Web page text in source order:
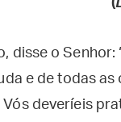
(
disse o
e de todas
deveríeis